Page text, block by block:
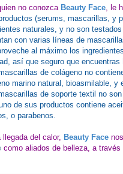
no conozcaBeauty Face, le
(serums, mascarillas, y
naturales, y no son
con varias líneas de
al máximo los
así que seguro que
de colágeno no
marino natural, bioasmilable, y
de soporte textil no
de sus productos contiene
o parabenos.
llegada del calor, Beauty Face
como aliados de belleza, a